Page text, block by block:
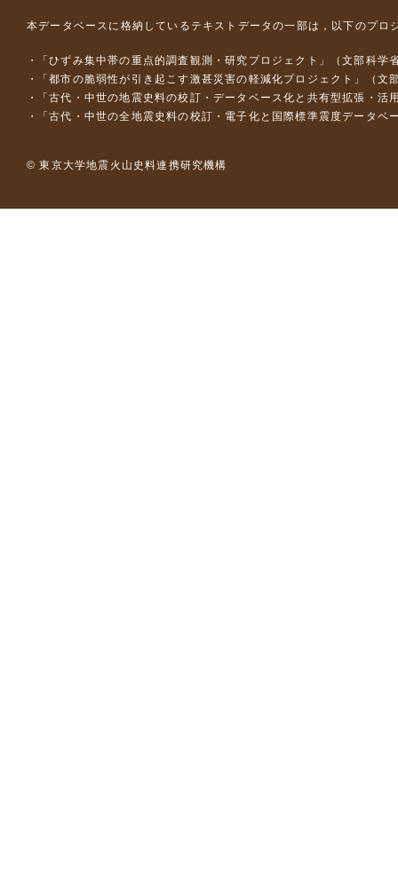
本データベースに格納しているテキストデータの一部は，以下のプロ
「ひずみ集中帯の重点的調査観測・研究プロジェクト」（文部科
「都市の脆弱性が引き起こす激甚災害の軽減化プロジェクト」（
「古代・中世の地震史料の校訂・データベース化と共有型拡張・
「古代・中世の全地震史料の校訂・電子化と国際標準震度データ
© 東京大学地震火山史料連携研究機構